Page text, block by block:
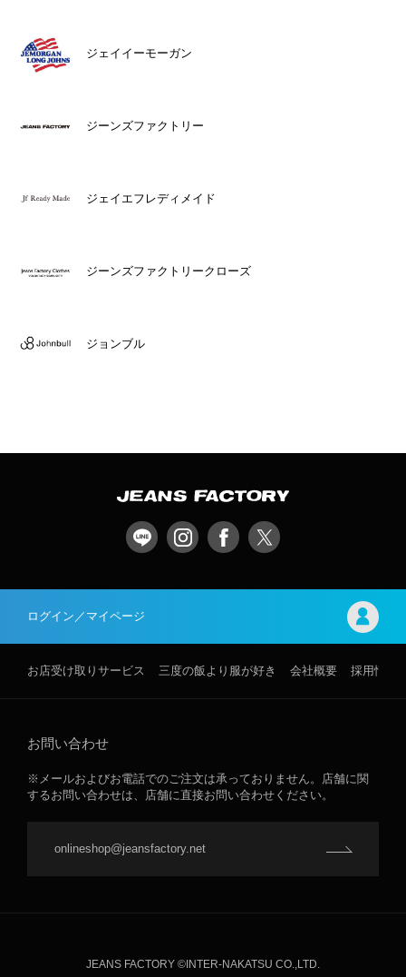
ジェイイーモーガン
ジーンズファクトリー
ジェイエフレディメイド
ジーンズファクトリークローズ
ジョンブル
ログイン／マイページ
お店受け取りサービス 三度の飯より服が好き 会社概要 採用情報
お問い合わせ
※メールおよびお電話でのご注文は承っておりません。店舗に関
するお問い合わせは、店舗に直接お問い合わせください。
onlineshop@jeansfactory.net
JEANS FACTORY ©INTER-NAKATSU CO.,LTD.